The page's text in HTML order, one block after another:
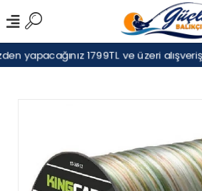
yapacağınız 1799TL ve üzeri